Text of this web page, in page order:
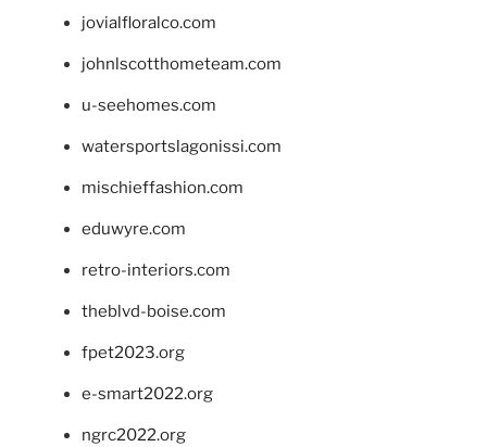
jovialfloralco.com
johnlscotthometeam.com
u-seehomes.com
watersportslagonissi.com
mischieffashion.com
eduwyre.com
retro-interiors.com
theblvd-boise.com
fpet2023.org
e-smart2022.org
ngrc2022.org